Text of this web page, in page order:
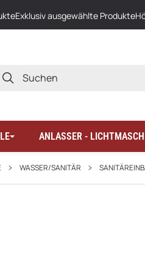
Exklusiv ausgewählte Produkte
SUCHEN
ANLASSER -
WASSER/SANITÄR